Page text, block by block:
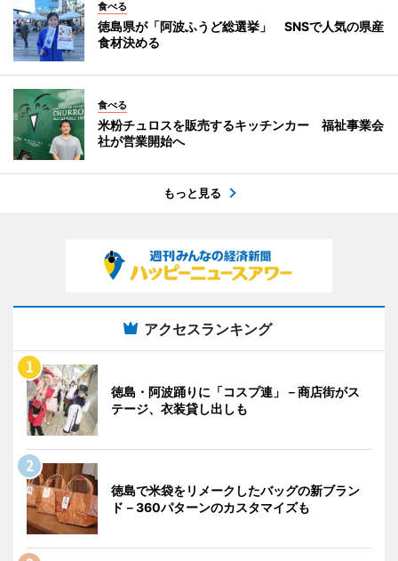
食べる
徳島県が「阿波ふうど総選挙」 SNSで人気の県産
食材決める
食べる
米粉チュロスを販売するキッチンカー 福祉事業会
社が営業開始へ
もっと見る
アクセスランキング
徳島・阿波踊りに「コスプ連」－商店街がス
テージ、衣装貸し出しも
徳島で米袋をリメークしたバッグの新ブラン
ド－360パターンのカスタマイズも